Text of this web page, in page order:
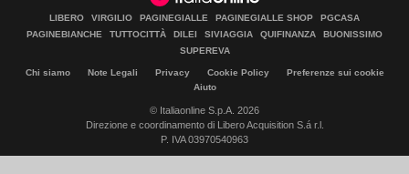
LIBERO VIRGILIO PAGINEGIALLE PAGINEGIALLE SHOP
PGCASA
PAGINEBIANCHE
TUTTOCITTÀ DILEI SIVIAGGIA QUIFINANZA
BUONISSIMO
SUPEREVA
Chi siamo Note Legali Privacy Cookie Policy
Preferenze sui cookie
Aiuto
© Italiaonline S.p.A. 2026
Direzione e coordinamento di Libero Acquisition S.á r.l.
P. IVA 03970540963